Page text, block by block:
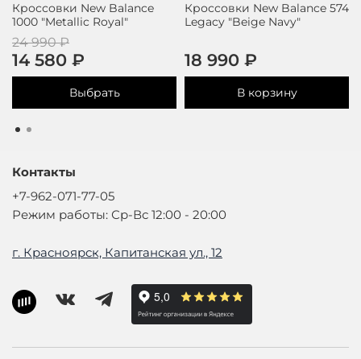
Кроссовки New Balance
1000 "Metallic Royal"
24 990 ₽
14 580 ₽
Выбрать
Кроссовки New Balance 574
Legacy "Beige Navy"
18 990 ₽
В корзину
Контакты
+7-962-071-77-05
Режим работы: Ср-Вс 12:00 - 20:00
г. Красноярск, Капитанская ул., 12